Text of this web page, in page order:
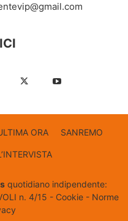
ORA SANREMO
quotidiano indipendente:
n. 4/15 - Cookie- Norme